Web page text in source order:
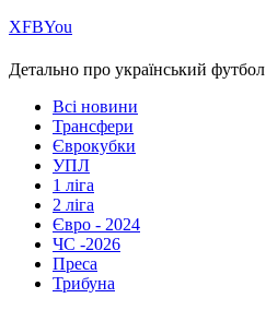
ХFBYou
Детально про український футбол
Всі новини
Трансфери
Єврокубки
УПЛ
1 ліга
2 ліга
Євро - 2024
ЧС -2026
Преса
Трибуна